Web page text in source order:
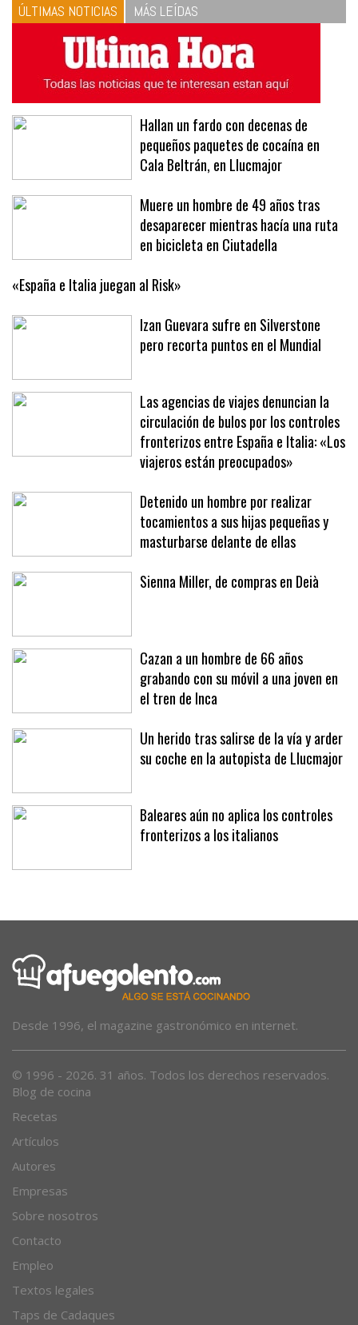
ÚLTIMAS NOTICIAS MÁS LEÍDAS
Hallan un fardo con decenas de
pequeños paquetes de cocaína en
Cala Beltrán, en Llucmajor
Muere un hombre de 49 años tras
desaparecer mientras hacía una ruta
en bicicleta en Ciutadella
«España e Italia juegan al Risk»
Izan Guevara sufre en Silverstone
pero recorta puntos en el Mundial
Las agencias de viajes denuncian la
circulación de bulos por los controles
fronterizos entre España e Italia: «Los
viajeros están preocupados»
Detenido un hombre por realizar
tocamientos a sus hijas pequeñas y
masturbarse delante de ellas
Sienna Miller, de compras en Deià
Cazan a un hombre de 66 años
grabando con su móvil a una joven en
el tren de Inca
Un herido tras salirse de la vía y arder
su coche en la autopista de Llucmajor
Baleares aún no aplica los controles
fronterizos a los italianos
Desde 1996, el magazine gastronómico en internet.
© 1996 - 2026. 31 años. Todos los derechos reservados.
Blog de cocina
Recetas
Artículos
Autores
Empresas
Sobre nosotros
Contacto
Empleo
Textos legales
Taps de Cadaques